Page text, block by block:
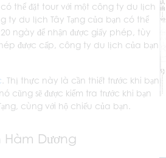
thể đặt tour với một công ty du lịch
ty du lịch Tây Tạng của bạn có thể
ngày để nhận được giấy phép, tùy
được cấp, công ty du lịch của bạn
. Thị thực này là cần thiết trước khi bạn
cũng sẽ được kiểm tra trước khi bạn
cùng với hộ chiếu của bạn.
Hàm Dương